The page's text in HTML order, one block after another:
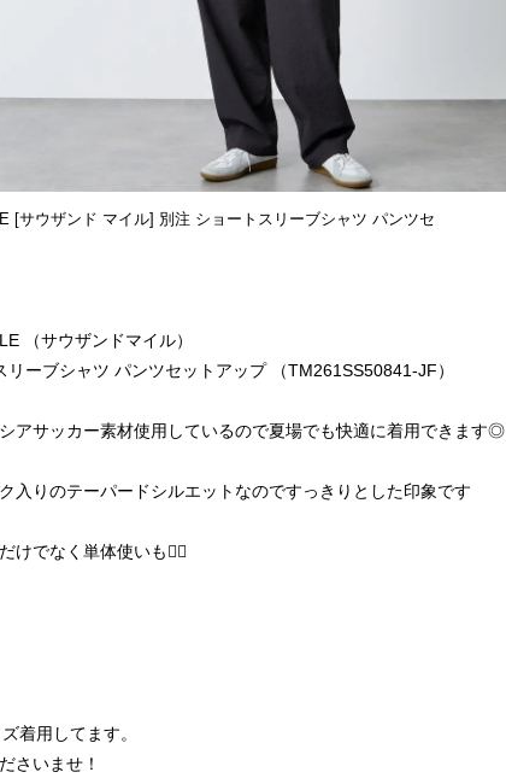
[サウザンド マイル] 別注 ショートスリーブシャツ パンツセ
（サウザンドマイル）
リーブシャツ パンツセットアップ （TM261SS50841-JF）
シアサッカー素材使用しているので夏場でも快適に着用できます◎
入りのテーパードシルエットなのですっきりとした印象です
けでなく単体使いも🙆‍♂️
着用してます。
さいませ！